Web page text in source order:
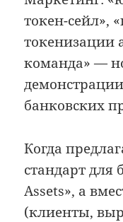
токен-сейл»,
токенизации
команда» —
банковских
Когда
стандарт для
Assets», а
(клиенты,